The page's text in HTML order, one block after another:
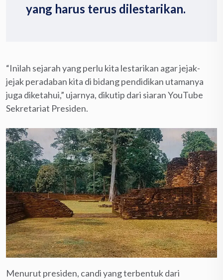
yang harus terus dilestarikan.
“Inilah sejarah yang perlu kita lestarikan agar jejak-
jejak peradaban kita di bidang pendidikan utamanya
juga diketahui,” ujarnya, dikutip dari siaran YouTube
Sekretariat Presiden.
Menurut presiden, candi yang terbentuk dari